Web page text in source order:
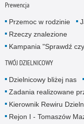
Prewencja
Przemoc w rodzinie
Rzeczy znalezione
Kampania "Sprawdź
TWÓJ DZIELNICOWY
Dzielnicowy bliżej nas
Zadania realizowane
Kierownik Rewiru
Rejon I - Tomaszów